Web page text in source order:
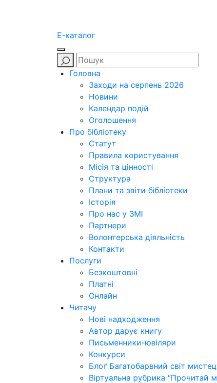
E-каталог
Головна
Заходи на серпень 2026
Новини
Календар подій
Оголошення
Про бібліотеку
Статут
Правила користування
Місія та цінності
Структура
Плани та звіти бібліотеки
Історія
Про нас у ЗМІ
Партнери
Волонтерська діяльність
Контакти
Послуги
Безкоштовні
Платні
Онлайн
Читачу
Нові надходження
Автор дарує книгу
Письменники-ювіляри
Конкурси
Блоґ Багатобарвний світ
Віртуальна рубрика “Прочитай